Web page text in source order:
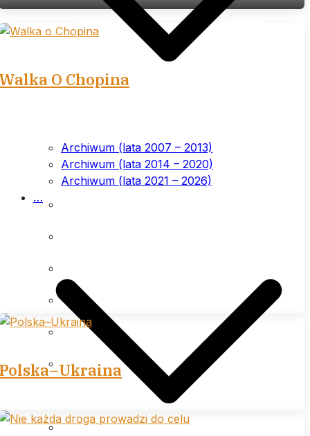
Moduły reklamowe
Cennik
Polityka prywatności (plików
cookies) serwisu
Warunki ogólne
Archiwum (lata 2007 – 2013)
Archiwum (lata 2014 – 2020)
Archiwum (lata 2021 – 2026)
…
O Chopina